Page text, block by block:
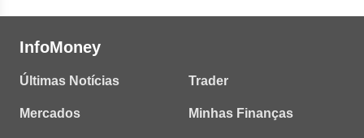
InfoMoney
Últimas Notícias
Mercados
Trader
Minhas Finanças